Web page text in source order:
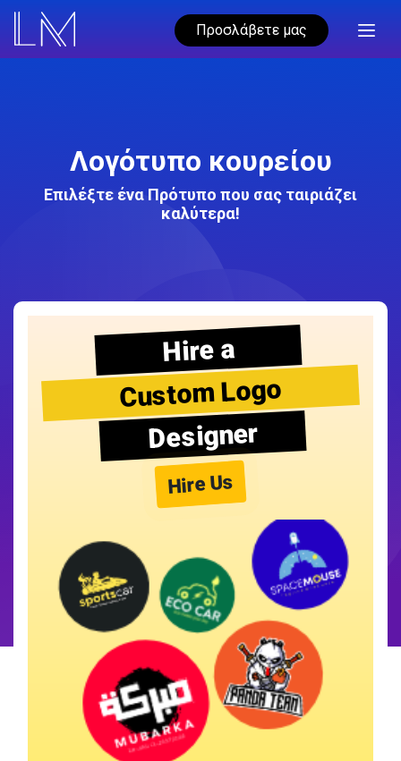
Προσλάβετε μας
Λογότυπο κουρείου
Επιλέξτε ένα Πρότυπο που σας ταιριάζει
καλύτερα!
Hire a
Custom Logo
Designer
Hire Us